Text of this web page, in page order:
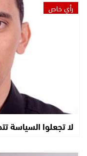
رأي خاص
لا تجعلوا السياسة